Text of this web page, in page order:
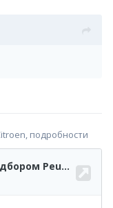
подробности